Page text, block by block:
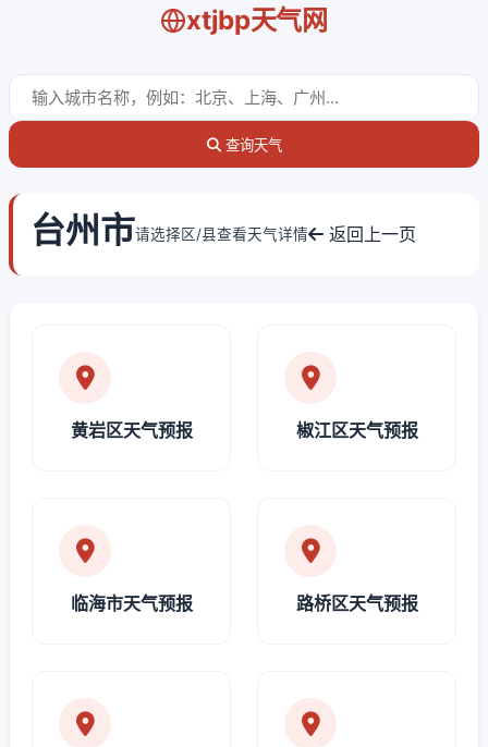
xtjbp天气网
查询天气
台州市请选择区/县查看天气详情 返回上一页
黄岩区天气预报 椒江区天气预报
临海市天气预报 路桥区天气预报